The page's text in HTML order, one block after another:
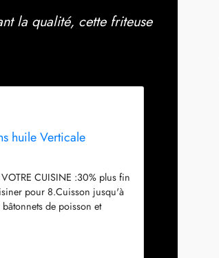
la qualité, cette friteuse
huile Verticale
CUISINE :30% plus fin
pour 8.Cuisson jusqu'à
de poisson et
Les ventilateurs arrière
sur tous les niveaux.